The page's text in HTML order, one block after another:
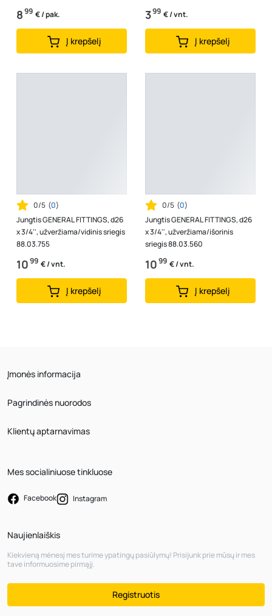
899 € / pak.
Į krepšelį
399 € / vnt.
Į krepšelį
0/5 (0)
Jungtis GENERAL FITTINGS, d26
x 3/4'', užveržiama/vidinis sriegis
88.03.755
1099 € / vnt.
Į krepšelį
0/5 (0)
Jungtis GENERAL FITTINGS, d26
x 3/4'', užveržiama/išorinis
sriegis 88.03.560
1099 € / vnt.
Į krepšelį
Įmonės informacija
Pagrindinės nuorodos
Klientų aptarnavimas
Mes socialiniuose tinkluose
Facebook Instagram
Naujienlaiškis
Kiekvieną mėnesį mes turime ypatingų pasiūlymų! Prisijunk prie mūsų ir mes
tave informuosime pirmąjį.
Registruotis